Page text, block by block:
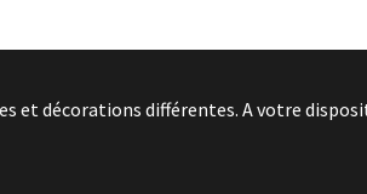
et décorations différentes. A votre